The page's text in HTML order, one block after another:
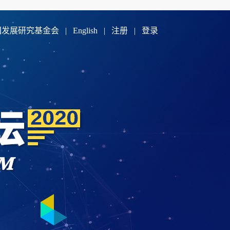
展研究基金会 | English | 注册 | 登录